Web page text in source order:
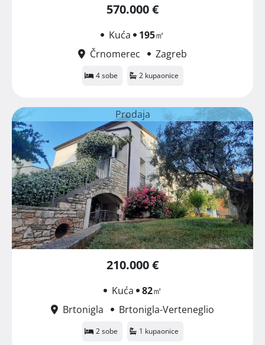
570.000 €
Kuća 195㎡
Črnomerec
Zagreb
4 sobe 2 kupaonice
Prodaja
210.000 €
Kuća 82㎡
Brtonigla
Brtonigla-Verteneglio
2 sobe 1 kupaonice